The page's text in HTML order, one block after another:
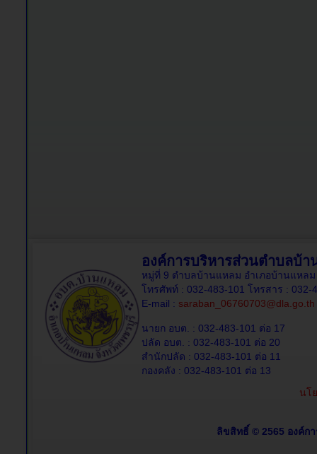
องค์การบริหารส่วนตำบลบ้า
หมู่ที่ 9 ตำบลบ้านแหลม อำเภอบ้านแหลม
โทรศัพท์ : 032-483-101 โทรสาร : 032-
E-mail : saraban_06760703@dla.go.th
นายก อบต. : 032-483-101 ต่อ 17
ปลัด อบต. : 032-483-101 ต่อ 20
สำนักปลัด : 032-483-101 ต่อ 11
กองคลัง : 032-483-101 ต่อ 13
นโ
ลิขสิทธิ์ © 2565 องค์ก